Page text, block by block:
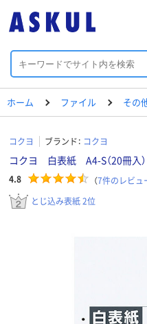
ホーム ファイル その
コクヨ ブランド： コクヨ
コクヨ 白表紙 A4-S（20冊入
4.8 （7件のレビュ
とじ込み表紙 2位